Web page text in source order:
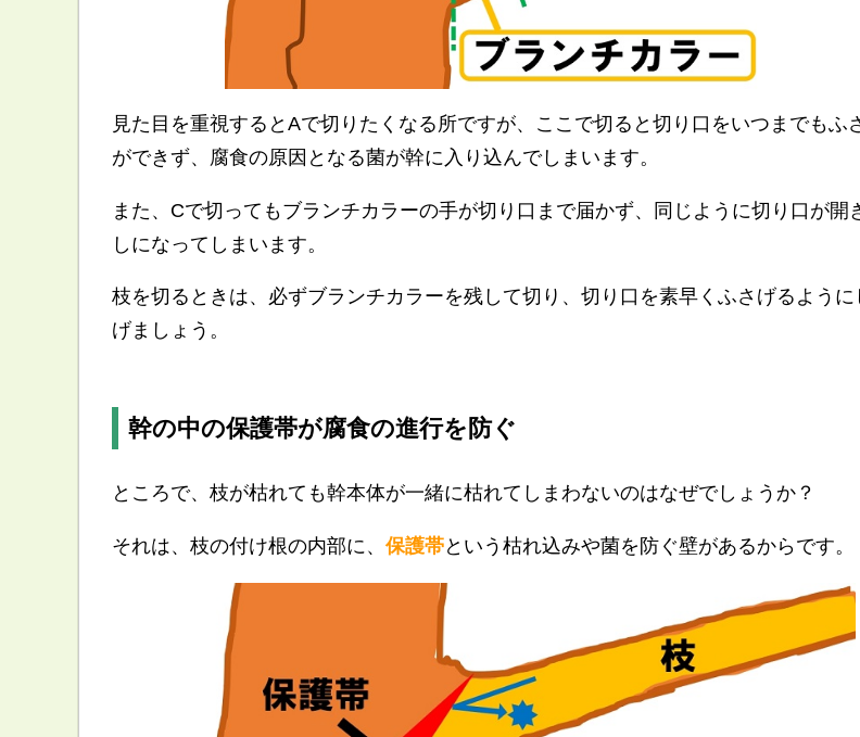
見た目を重視するとAで切りたくなる所ですが、ここで切ると切り口をいつまでもふ
ができず、腐食の原因となる菌が幹に入り込んでしまいます。
また、Cで切ってもブランチカラーの手が切り口まで届かず、同じように切り口が開
しになってしまいます。
枝を切るときは、必ずブランチカラーを残して切り、切り口を素早くふさげるように
げましょう。
幹の中の保護帯が腐食の進行を防ぐ
ところで、枝が枯れても幹本体が一緒に枯れてしまわないのはなぜでしょうか？
それは、枝の付け根の内部に、 保護帯という枯れ込みや菌を防ぐ壁があるからです。